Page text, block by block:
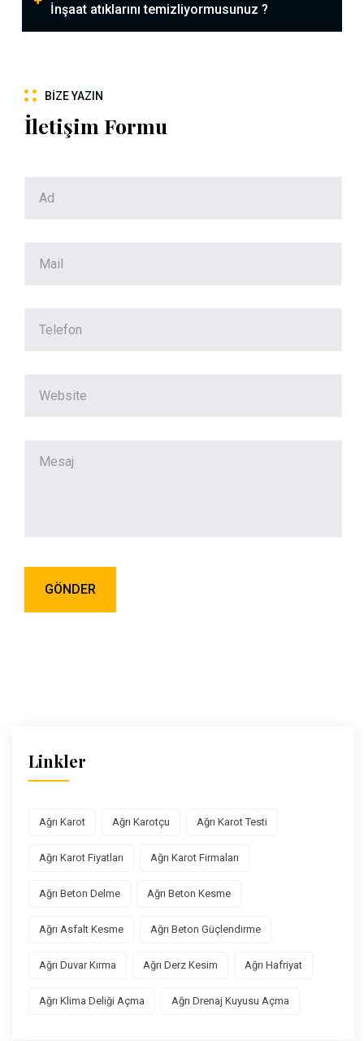
İnşaat atıklarını temizliyormusunuz ?
BIZE YAZIN
İletişim Formu
Linkler
Ağrı Karot Ağrı Karotçu Ağrı Karot Testi
Ağrı Karot Fiyatları Ağrı Karot Firmaları
Ağrı Beton Delme Ağrı Beton Kesme
Ağrı Asfalt Kesme Ağrı Beton Güçlendirme
Ağrı Duvar Kırma Ağrı Derz Kesim Ağrı Hafriyat
Ağrı Klima Deliği Açma Ağrı Drenaj Kuyusu Açma